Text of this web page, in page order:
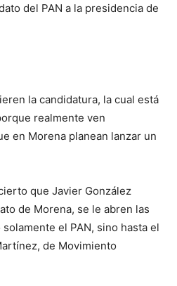
del PAN a la presidencia de
la candidatura, la cual está
realmente ven
en Morena planean lanzar un
que Javier González
de Morena, se le abren las
el PAN, sino hasta el
de Movimiento